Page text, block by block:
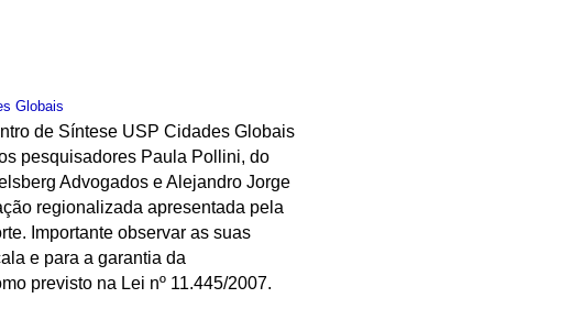
Globais
de Síntese USP Cidades Globais
pesquisadores Paula Pollini, do
Advogados e Alejandro Jorge
regionalizada apresentada pela
Importante observar as suas
e para a garantia da
previsto na Lei nº 11.445/2007.